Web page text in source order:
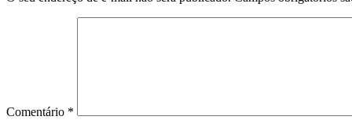
Comentário *